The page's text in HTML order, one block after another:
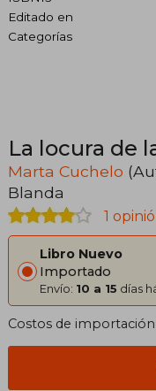
Editado en
Categorías
La locura de
Marta Cuchelo
Blanda
1
Libro Nuevo
Importado
Envío: 10 a 15 días
Costos de